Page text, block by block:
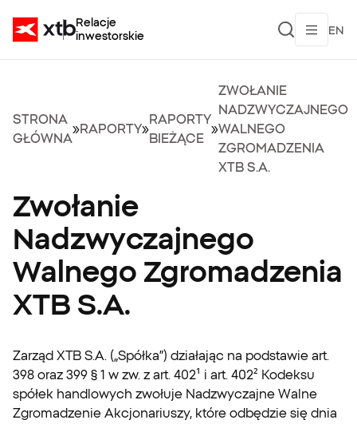
Relacje
inwestorskie
EN
STRONA
GŁÓWNA
»RAPORTY»
RAPORTY
BIEŻĄCE
»
ZWOŁANIE
NADZWYCZAJNEGO
WALNEGO
ZGROMADZENIA
XTB S.A.
Zwołanie
Nadzwyczajnego
Walnego Zgromadzenia
XTB S.A.
Zarząd XTB S.A. („Spółka”) działając na podstawie art.
398 oraz 399 § 1 w zw. z art. 402¹ i art. 402² Kodeksu
spółek handlowych zwołuje Nadzwyczajne Walne
Zgromadzenie Akcjonariuszy, które odbędzie się dnia